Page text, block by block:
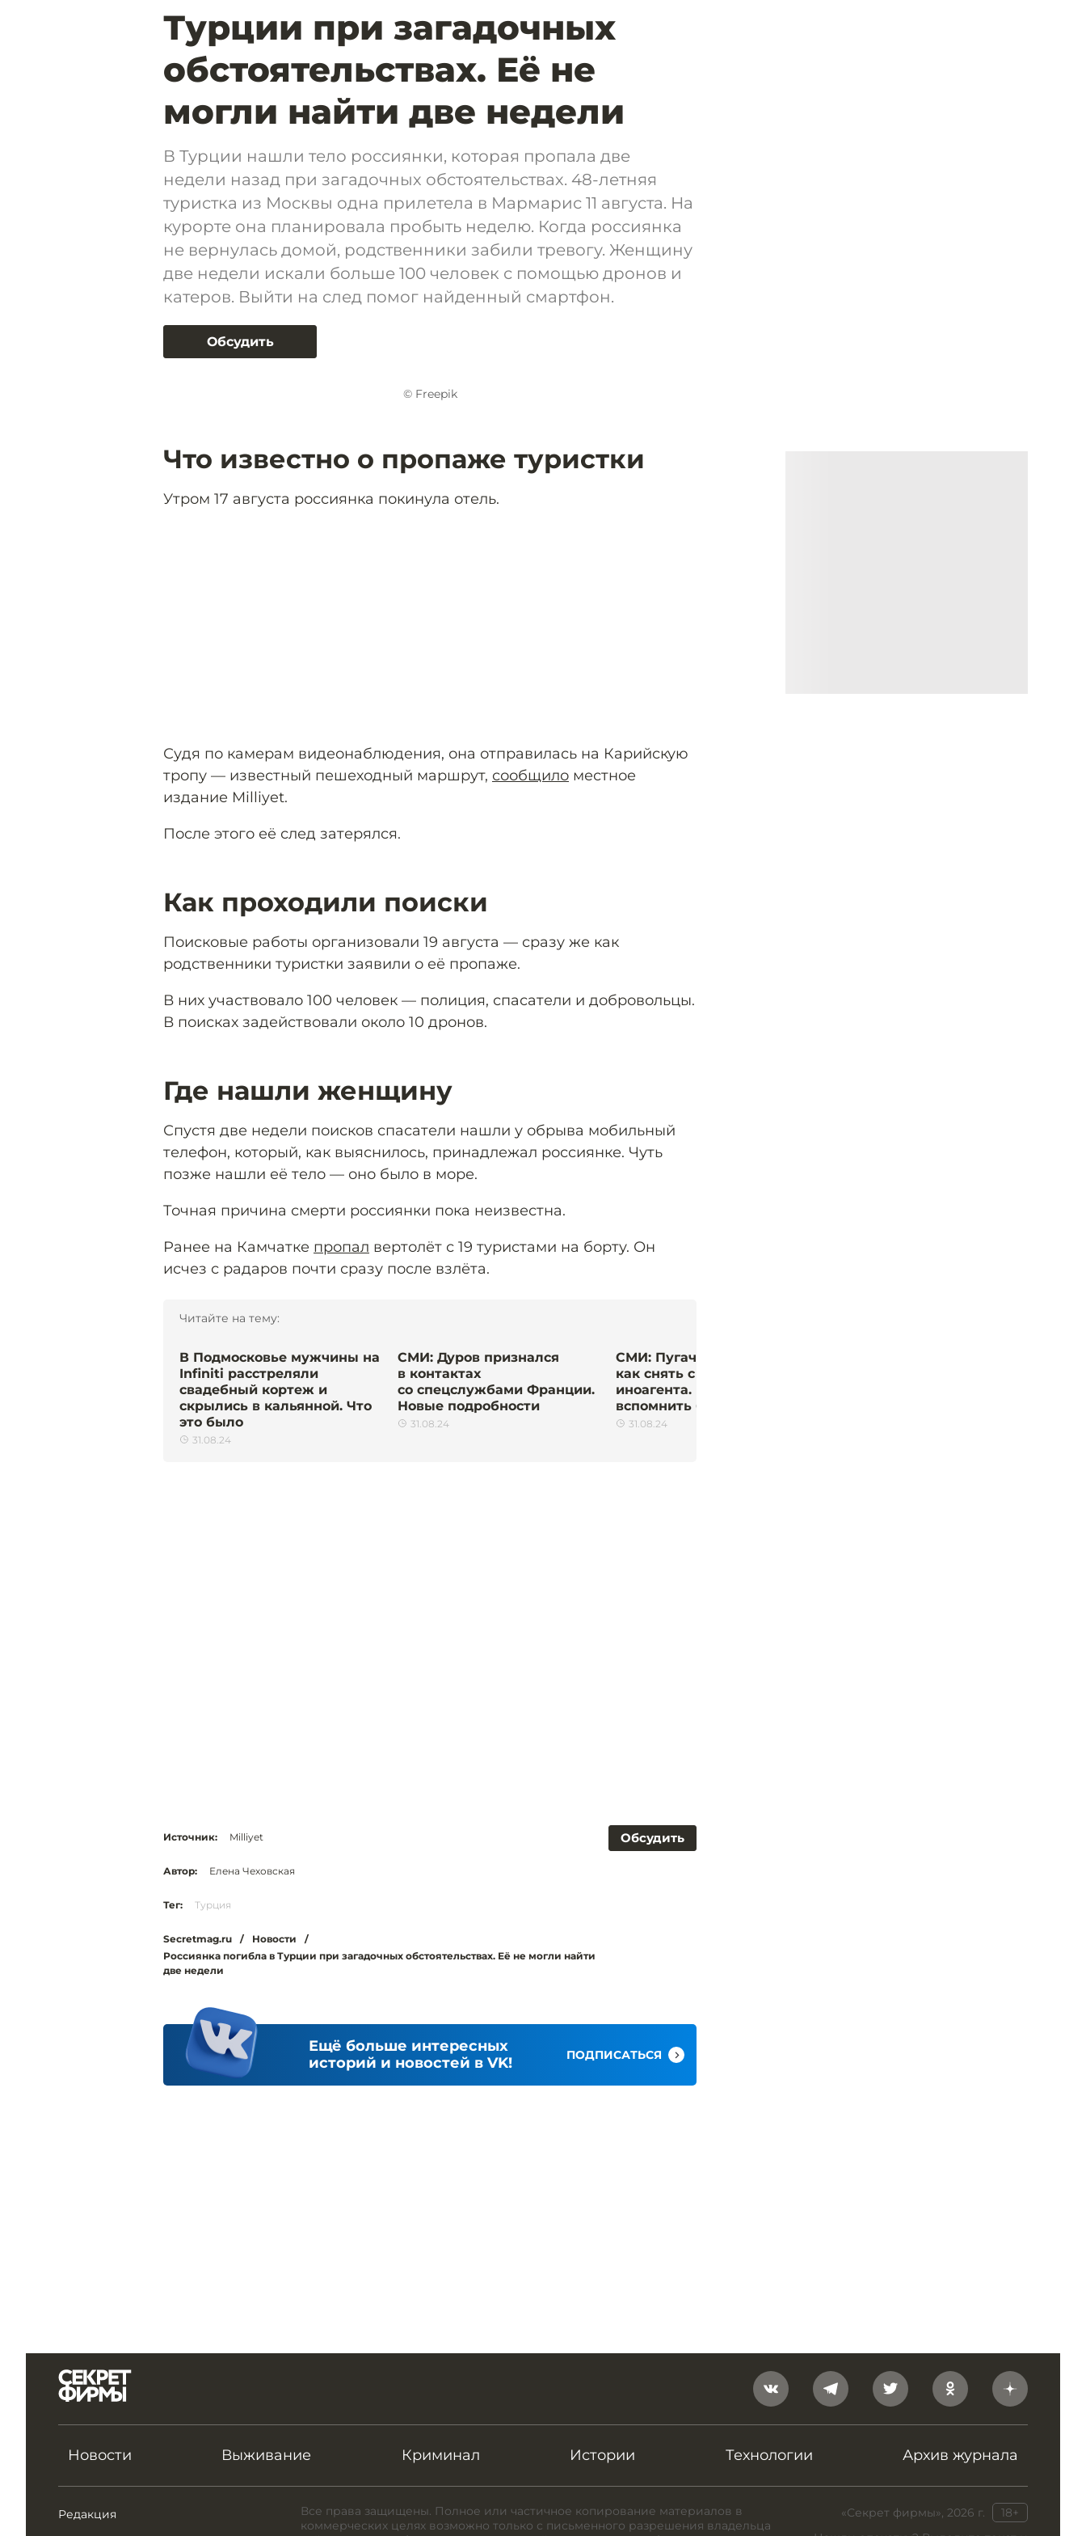
Турции при загадочных
обстоятельствах. Её не
могли найти две недели
В Турции нашли тело россиянки, которая пропала две
недели назад при загадочных обстоятельствах. 48-летняя
туристка из Москвы одна прилетела в Мармарис 11 августа. На
курорте она планировала пробыть неделю. Когда россиянка
не вернулась домой, родственники забили тревогу. Женщину
две недели искали больше 100 человек с помощью дронов и
катеров. Выйти на след помог найденный смартфон.
Обсудить
© Freepik
Что известно о пропаже туристки
Утром 17 августа россиянка покинула отель.
Судя по камерам видеонаблюдения, она отправилась на Карийскую
тропу — известный пешеходный маршрут, сообщило местное
издание Milliyet.
После этого её след затерялся.
Как проходили поиски
Поисковые работы организовали 19 августа — сразу же как
родственники туристки заявили о её пропаже.
В них участвовало 100 человек — полиция, спасатели и добровольцы.
В поисках задействовали около 10 дронов.
Где нашли женщину
Спустя две недели поисков спасатели нашли у обрыва мобильный
телефон, который, как выяснилось, принадлежал россиянке. Чуть
позже нашли её тело — оно было в море.
Точная причина смерти россиянки пока неизвестна.
Ранее на Камчатке пропал вертолёт с 19 туристами на борту. Он
исчез с радаров почти сразу после взлёта.
Читайте на тему:
В Подмосковье мужчины на
Infiniti расстреляли
свадебный кортеж и
скрылись в кальянной. Что
это было
31.08.24
СМИ: Дуров признался
в контактах
со спецслужбами Франции.
Новые подробности
31.08.24
СМИ: Пугачёва придумала,
как снять с Галкина* статус
иноагента. Пришлось
вспомнить бывшего
31.08.24
Обсудить
Источник: Milliyet
Автор: Елена Чеховская
Тег: Турция
Secretmag.ru / Новости
/
Россиянка погибла в Турции при загадочных обстоятельствах. Её не могли найти
две недели
Ещё больше интересных
историй и новостей в VK!
ПОДПИСАТЬСЯ
Новости Выживание Криминал Истории Технологии Архив журнала
Редакция «Секрет фирмы», 2026 г.
18+
Все права защищены. Полное или частичное копирование материалов в
коммерческих целях возможно только с письменного разрешения владельца